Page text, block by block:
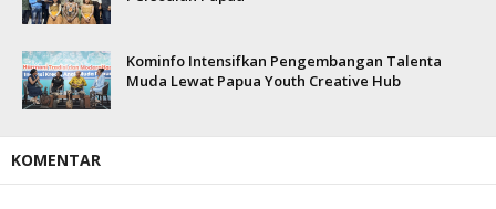
Kominfo Intensifkan Pengembangan Talenta
Muda Lewat Papua Youth Creative Hub
KOMENTAR